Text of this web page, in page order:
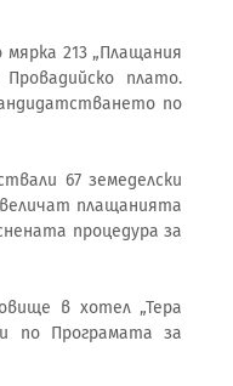
213 „Плащания
плато.
по
67 земеделски
плащанията
процедура за
в хотел „Тера
по Програмата за